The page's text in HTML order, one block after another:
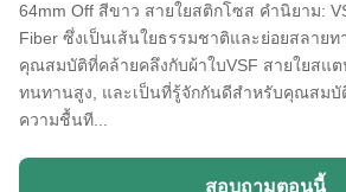
64mm Off สีขาว สายใยสติกโซส คํานิยาม:
Fiber ซึ่งเป็นเส้นใยธรรมชาติและย่อยสลาย
คุณสมบัติที่คล้ายคลึงกับผ้าใบVSF สายใยสแ
ทนทานสูง, และเป็นที่รู้จักกันดีสําหรับคุณสมบั
ความชื้นที...
สอบถามตอนนี้